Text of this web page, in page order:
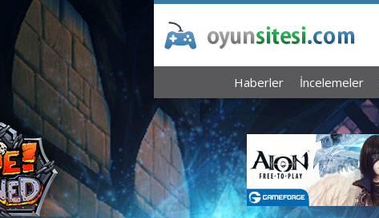
Haberler İncelemeler